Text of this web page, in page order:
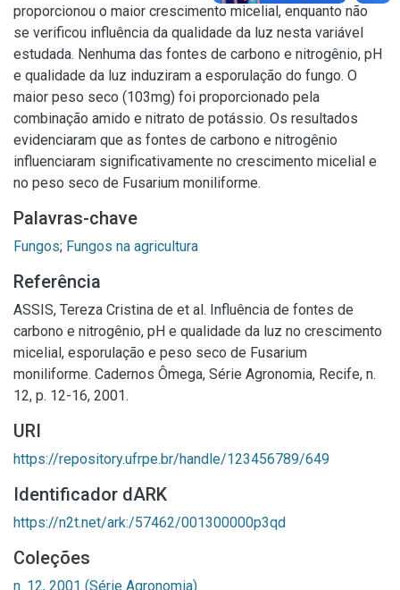
proporcionou o maior crescimento micelial, enquanto não
se verificou influência da qualidade da luz nesta variável
estudada. Nenhuma das fontes de carbono e nitrogênio, pH
e qualidade da luz induziram a esporulação do fungo. O
maior peso seco (103mg) foi proporcionado pela
combinação amido e nitrato de potássio. Os resultados
evidenciaram que as fontes de carbono e nitrogênio
influenciaram significativamente no crescimento micelial e
no peso seco de Fusarium moniliforme.
Palavras-chave
Fungos; Fungos na agricultura
Referência
ASSIS, Tereza Cristina de et al. Influência de fontes de
carbono e nitrogênio, pH e qualidade da luz no crescimento
micelial, esporulação e peso seco de Fusarium
moniliforme. Cadernos Ômega, Série Agronomia, Recife, n.
12, p. 12-16, 2001.
URI
https://repository.ufrpe.br/handle/123456789/649
Identificador dARK
https://n2t.net/ark:/57462/001300000p3qd
Coleções
n. 12, 2001 (Série Agronomia)